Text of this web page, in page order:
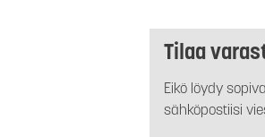
Tilaa
Eikö löydy
sähköpostiisi